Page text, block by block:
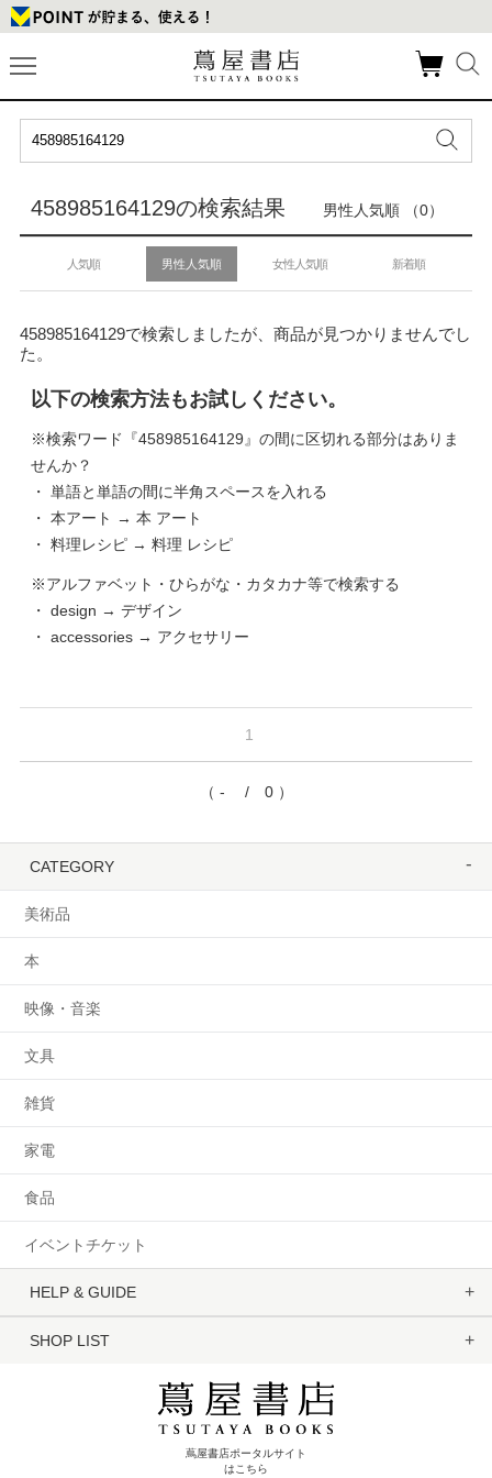
458985164129の検索結果 男性人気順 （0）
人気順 男性人気順 女性人気順 新着順
458985164129で検索しましたが、商品が見つかりませんでし
た。
以下の検索方法もお試しください。
※検索ワード『458985164129』の間に区切れる部分はありま
せんか？
・ 単語と単語の間に半角スペースを入れる
・ 本アート → 本 アート
・ 料理レシピ → 料理 レシピ
※アルファベット・ひらがな・カタカナ等で検索する
・ design → デザイン
・ accessories → アクセサリー
1
（ - / 0 ）
CATEGORY
美術品
本
映像・音楽
文具
雑貨
家電
食品
イベントチケット
HELP & GUIDE
SHOP LIST
蔦屋書店ポータルサイト
はこちら